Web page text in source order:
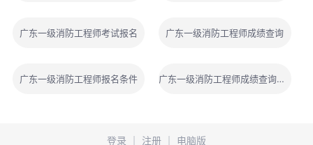
广东一级消防工程师考试报名 广东一级消防工程师成绩查询
广东一级消防工程师报名条件 广东一级消防工程师成绩查询时间
登录 注册 电脑版